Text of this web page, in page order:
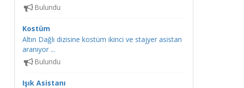
Bulundu
Kostüm
Altın Dağlı dizisine kostüm ikinci ve stajyer asistan
aranıyor ...
Bulundu
Işık Asistanı